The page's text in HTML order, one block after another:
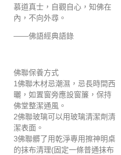
慕道真士，自觀自心，知佛在
內，不向外尋。
——佛語經典語錄
佛聯保養方式
1佛聯木材忌潮濕，忌長時間西
曬，如置窗旁應設窗簾，保持
佛堂整潔通風。
2佛聯玻璃可以用玻璃清潔劑清
潔表面。
3佛聯髒了用乾淨專用擦神明桌
的抹布清理(固定一條普通抹布